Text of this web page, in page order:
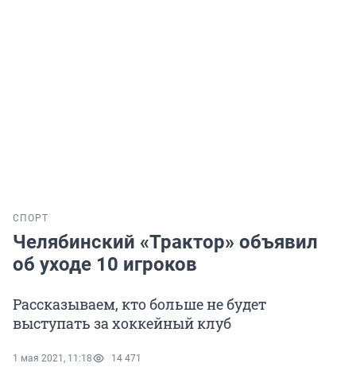
СПОРТ
Челябинский «Трактор» объявил
об уходе 10 игроков
Рассказываем, кто больше не будет
выступать за хоккейный клуб
1 мая 2021, 11:18 14 471